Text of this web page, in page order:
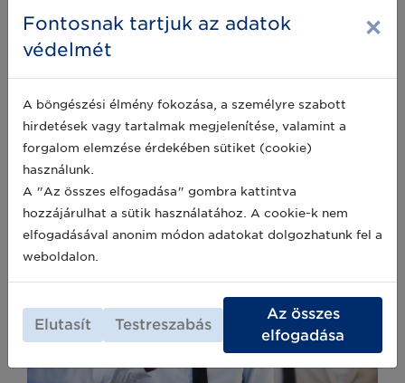
Fontosnak tartjuk az adatok
védelmét
×
A böngészési élmény fokozása, a személyre szabott
hirdetések vagy tartalmak megjelenítése, valamint a
forgalom elemzése érdekében sütiket (cookie)
használunk.
A "Az összes elfogadása" gombra kattintva
hozzájárulhat a sütik használatához. A cookie-k nem
elfogadásával anonim módon adatokat dolgozhatunk fel a
weboldalon.
Elutasít Testreszabás
Az összes
elfogadása